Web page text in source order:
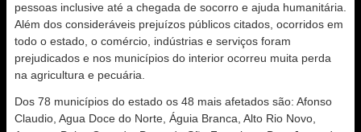
pessoas inclusive até a chegada de socorro e ajuda humanitária.
Além dos consideráveis prejuízos públicos citados, ocorridos em
todo o estado, o comércio, indústrias e serviços foram
prejudicados e nos municípios do interior ocorreu muita perda
na agricultura e pecuária.
Dos 78 municípios do estado os 48 mais afetados são: Afonso
Claudio, Agua Doce do Norte, Águia Branca, Alto Rio Novo,